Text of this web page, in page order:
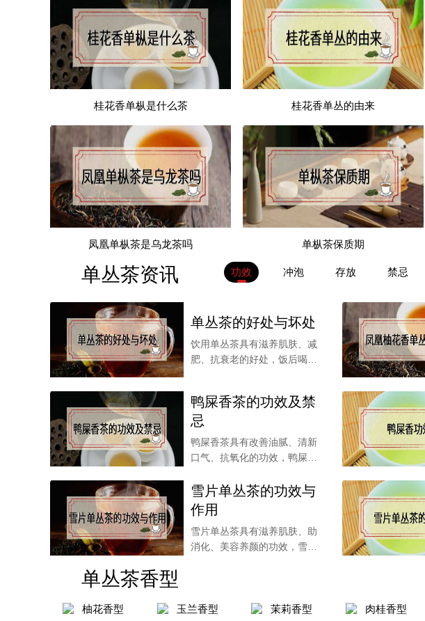
以上就是凤凰单枞茶保质期多长的内容，希望对大家有所帮助。
桂花香单枞是什么茶 桂花香单丛的由来
凤凰单枞茶是乌龙茶吗 单枞茶保质期
单丛茶资讯 功效 冲泡 存放 禁忌
单丛茶的好处与坏处
饮用单丛茶具有滋养肌肤、减
肥、抗衰老的好处，饭后喝一
鸭屎香茶的功效及禁
忌
鸭屎香茶具有改善油腻、清新
口气、抗氧化的功效，鸭屎香
雪片单丛茶的功效与
作用
雪片单丛茶具有滋养肌肤、助
消化、美容养颜的功效，雪片
单丛茶香型